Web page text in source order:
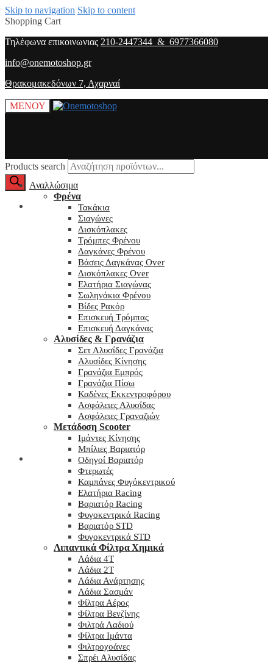
Skip to navigation Skip to content
Shopping Cart
Τηλέφωνα επικοινωνιας 210-2447344 & 6977366080
info@onemotoshop.gr
Θρακομακεδόνων 7, Αχαρναί
ΜΕΝΟΥ
Products search
O λογαριασμός μου
My wishlist
Αναλλώσιμα
Φρένα
Τακάκια
Σιαγώνες
Δισκόπλακες
Τρόμπες Φρένου
Δαγκάνες Φρένου
Βάσεις Δαγκάνας Over
Δισκόπλακες Over
Ελατήρια Σιαγώνας
Σωληνάκια Φρένου
Βίδες Ρακόρ
Επισκευή Τρόμπας
Επισκευή Δαγκάνας
Αλυσίδες & Γρανάζια
Σετ Αλυσίδες Γρανάζια
Αλυσίδες Κίνησης
Γρανάζια Εμπρός
Γρανάζια Πίσω
Καδένες Εκκεντροφόρου
Ασφάλειες Αλυσίδας
Ασφάλειες Γραναζιών
Μετάδοση Scooter
Ιμάντες Κίνησης
Μπίλιες Βαριατόρ
Οδηγοί Βαριατόρ
Φτερωτές
Καμπάνες Φυγόκεντρικού
Ελατήρια Racing
Βαριατόρ Racing
Φυγοκεντρικά Racing
Βαριατόρ STD
Φυγοκεντρικά STD
Λιπαντικά Φίλτρα Χημικά
Λάδια 4T
Λάδια 2T
Λάδια Ανάρτησης
Λάδια Σασμάν
Φίλτρα Αέρος
Φίλτρα Βενζίνης
Φιλτρά Λαδιού
Φίλτρα Ιμάντα
Φιλτροχοάνες
Σπρέι Αλυσίδας